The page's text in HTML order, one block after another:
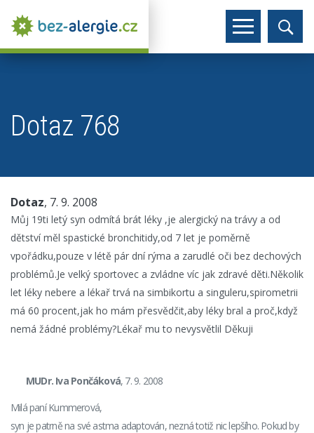
Dotaz 768
Dotaz, 7. 9. 2008
Můj 19ti letý syn odmítá brát léky ,je alergický na trávy a od
dětství měl spastické bronchitidy,od 7 let je poměrně
vpořádku,pouze v létě pár dní rýma a zarudlé oči bez dechových
problémů.Je velký sportovec a zvládne víc jak zdravé děti.Několik
let léky nebere a lékař trvá na simbikortu a singuleru,spirometrii
má 60 procent,jak ho mám přesvědčit,aby léky bral a proč,když
nemá žádné problémy?Lékař mu to nevysvětlil Děkuji
MUDr. Iva Pončáková, 7. 9. 2008
Milá paní Kummerová,
syn je patrně na své astma adaptován, nezná totiž nic lepšího. Pokud by